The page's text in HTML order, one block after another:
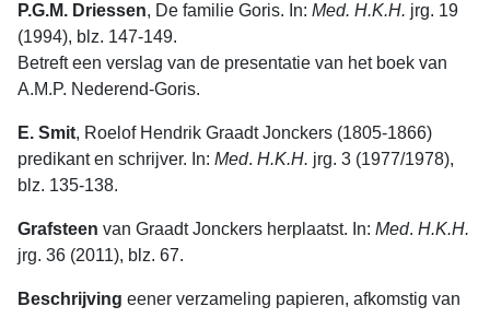
P.G.M. Driessen, De familie Goris. In: Med. H.K.H. jrg. 19
(1994), blz. 147-149.
Betreft een verslag van de presentatie van het boek van
A.M.P. Nederend-Goris.
E. Smit, Roelof Hendrik Graadt Jonckers (1805-1866)
predikant en schrij­ver. In: Med. H.K.H. jrg. 3 (1977/1978),
blz. 135-138.
Grafsteen van Graadt Jonckers herplaatst. In: Med. H.K.H.
jrg. 36 (2011), blz. 67.
Beschrijving eener verzameling papieren, afkomstig van